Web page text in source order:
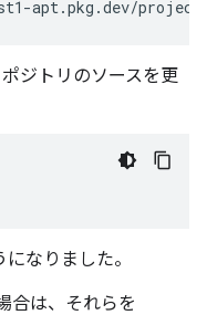
ジトリのソースを更
なりました。
合は、それらを